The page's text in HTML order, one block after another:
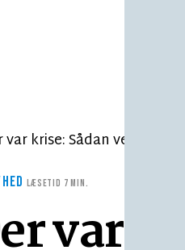
LÆSETID 7 MIN.
var